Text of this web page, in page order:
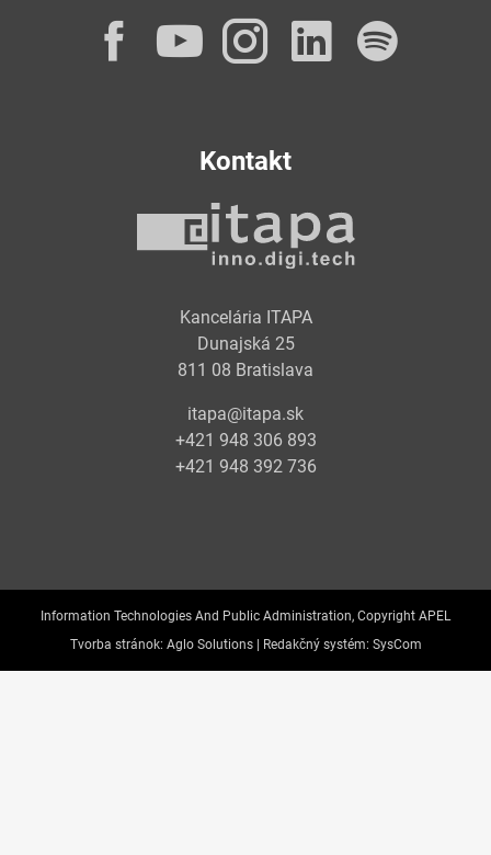
Facebook
YouTube
Instagram
Kontakt
Kancelária ITAPA
Dunajská 25
811 08 Bratislava
itapa@itapa.sk
+421 948 306 893
+421 948 392 736
Information Technologies And Public Administration, Copyright APEL
Tvorba stránok: Aglo Solutions | Redakčný systém: SysCom